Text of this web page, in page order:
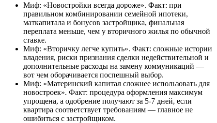
Миф: «Новостройки всегда дороже». Факт: при
правильном комбинировании семейной ипотеки,
маткапитала и бонусов застройщика, финальная
переплата меньше, чем у вторичного жилья по обычной
ставке.
Миф: «Вторичку легче купить». Факт: сложные истории
владения, риски признания сделки недействительной и
дополнительные расходы на замену коммуникаций —
вот чем оборачивается поспешный выбор.
Миф: «Материнский капитал сложнее использовать для
новостроек». Факт: процедура оформления максимум
упрощена, а одобрение получают за 5-7 дней, если
квартира соответствует требованиям — главное не
ошибиться с застройщиком.